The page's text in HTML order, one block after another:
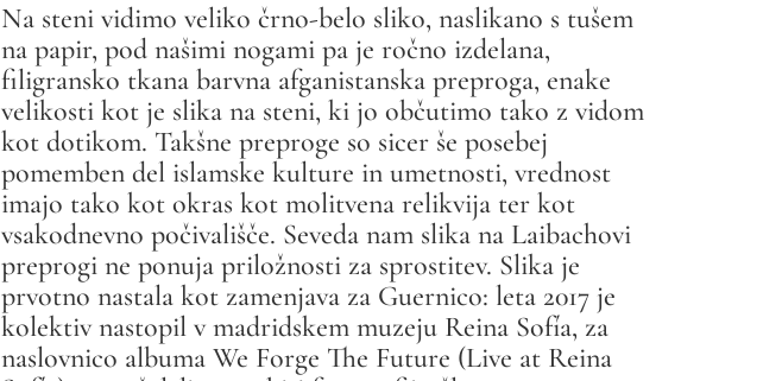
Na steni vidimo veliko črno-belo sliko, naslikano s tušem
na papir, pod našimi nogami pa je ročno izdelana,
filigransko tkana barvna afganistanska preproga, enake
velikosti kot je slika na steni, ki jo občutimo tako z vidom
kot dotikom. Takšne preproge so sicer še posebej
pomemben del islamske kulture in umetnosti, vrednost
imajo tako kot okras kot molitvena relikvija ter kot
vsakodnevno počivališče. Seveda nam slika na Laibachovi
preprogi ne ponuja priložnosti za sprostitev. Slika je
prvotno nastala kot zamenjava za Guernico: leta 2017 je
kolektiv nastopil v madridskem muzeju Reina Sofía, za
naslovnico albuma We Forge The Future (Live at Reina